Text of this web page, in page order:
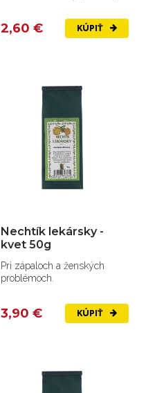
2,60 € KÚPIŤ
Nechtík lekársky -
kvet 50g
Pri zápaloch a ženských
problémoch.
3,90 € KÚPIŤ